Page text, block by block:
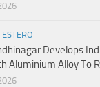
Develops
Aluminium Alloy To